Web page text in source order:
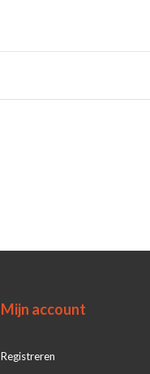
Mijn account
Registreren